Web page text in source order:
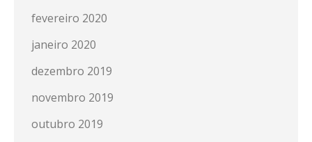
fevereiro 2020
janeiro 2020
dezembro 2019
novembro 2019
outubro 2019